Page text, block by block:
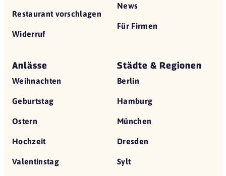
Restaurant vorschlagen
Widerruf
News
Für Firmen
Anlässe
Weihnachten
Geburtstag
Ostern
Hochzeit
Valentinstag
Städte & Regionen
Berlin
Hamburg
München
Dresden
Sylt